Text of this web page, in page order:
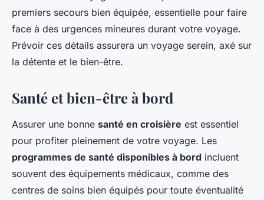
premiers secours bien équipée, essentielle pour faire
face à des urgences mineures durant votre voyage.
Prévoir ces détails assurera un voyage serein, axé sur
la détente et le bien-être.
Santé et bien-être à bord
Assurer une bonne santé en croisière est essentiel
pour profiter pleinement de votre voyage. Les
programmes de santé disponibles à bord incluent
souvent des équipements médicaux, comme des
centres de soins bien équipés pour toute éventualité